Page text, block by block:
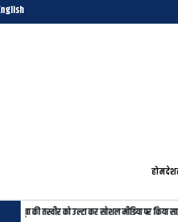
होमदेश
महबूबा की तस्वीर को उल्टा कर सोशल मीडिया पर किया